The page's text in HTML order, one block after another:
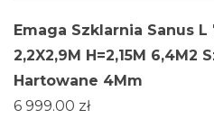
Emaga Szklarnia Sanus
2,2X2,9M H=2,15M 6,4M2
Hartowane 4Mm
6 999.00 zł